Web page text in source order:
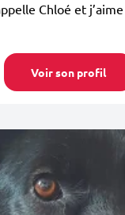
Chloé et
Voir son profil